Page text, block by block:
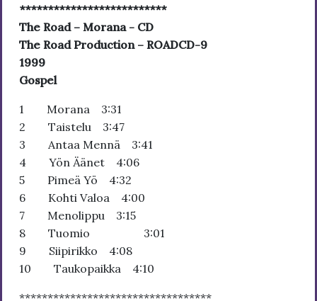
**************************
The Road – Morana - CD
The Road Production – ROADCD-9
1999
Gospel
1 Morana 3:31
2 Taistelu 3:47
3 Antaa Mennä 3:41
4 Yön Äänet 4:06
5 Pimeä Yö 4:32
6 Kohti Valoa 4:00
7 Menolippu 3:15
8 Tuomio 3:01
9 Siipirikko 4:08
10 Taukopaikka 4:10
**********************************